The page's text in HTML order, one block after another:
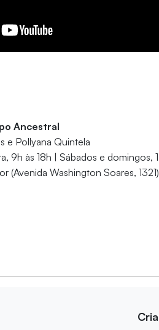
Ancestral
e Pollyana Quintela
9h às 18h | Sábados e domingos,
(Avenida Washington Soares, 1321)